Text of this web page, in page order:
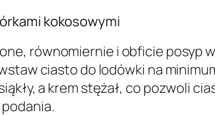
kokosowymi
równomiernie i obficie posyp
ciasto do lodówki na
a krem stężał, co pozwoli